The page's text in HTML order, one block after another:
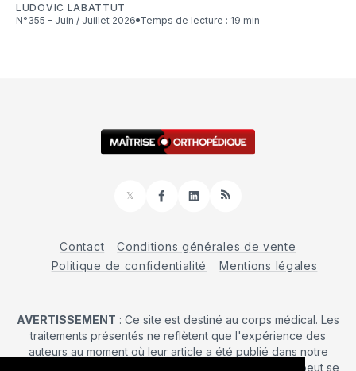
LUDOVIC LABATTUT
N°355 - Juin / Juillet 2026
Temps de lecture : 19 min
𝕏
FacebookLinkedInRSS
Contact
Conditions générales de vente
Politique de confidentialité
Mentions légales
AVERTISSEMENT : Ce site est destiné au corps médical. Les
traitements présentés ne reflètent que l'expérience des
auteurs au moment où leur article a été publié dans notre
journal. La décision d’une intervention chirurgicale ne peut se